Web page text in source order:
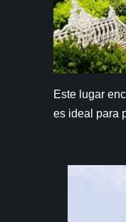
Este lugar
es ideal para